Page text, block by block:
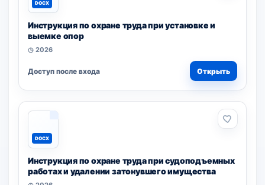
DOCX
Инструкция по охране труда при установке и
выемке опор
◷ 2026
Доступ после входа Открыть
DOCX
Инструкция по охране труда при судоподъемных
работах и удалении затонувшего имущества